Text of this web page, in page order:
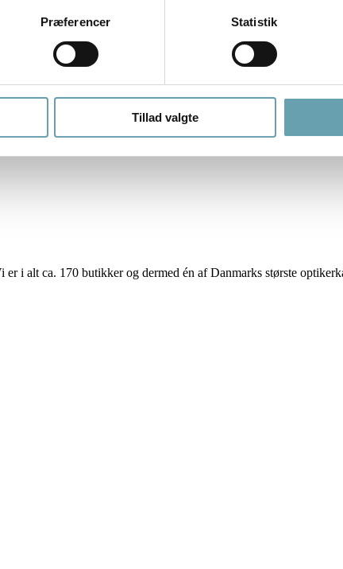
Præferencer Statistik
Tillad valgte
succes.
sin egen serie af briller, der mindede hende om den
i alt ca. 170 butikker og dermed én af Danmarks største